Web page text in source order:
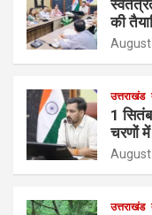
की
August
उत्तराखंड
1
चरणों में
August
उत्तराखंड